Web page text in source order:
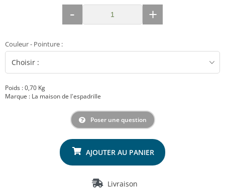
- +
Couleur - Pointure :
Poids : 0,70 Kg
Marque : La maison de l'espadrille
Poser une question
Livraison